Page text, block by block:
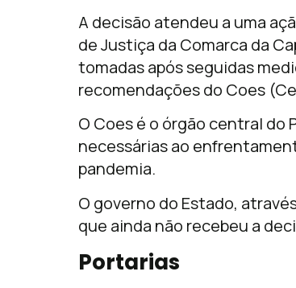
A decisão atendeu a uma
de Justiça da Comarca da
tomadas após seguidas
recomendações do Coes
O Coes é o órgão central
necessárias ao
pandemia.
O governo do Estado,
que ainda não recebeu a
Portarias